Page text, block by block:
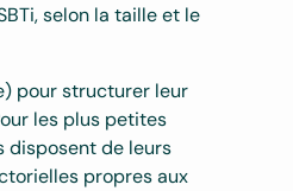
selon la taille et le
pour structurer leur
les plus petites
disposent de leurs
propres aux